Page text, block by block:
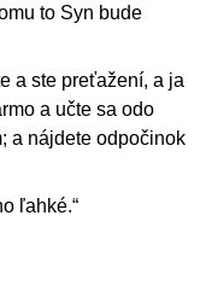
to Syn bude
a ste preťažení, a ja
a učte sa odo
a nájdete odpočinok
ľahké.“